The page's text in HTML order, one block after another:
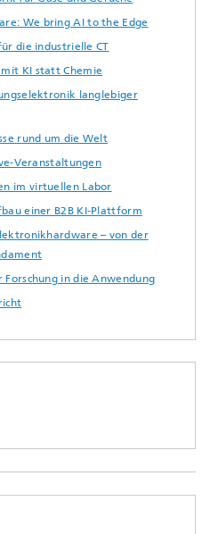
We bring AI to the Edge
die industrielle CT
KI statt Chemie
langlebiger
rund um die Welt
Veranstaltungen
im virtuellen Labor
einer B2B KI-Plattform
– von der
in die Anwendung